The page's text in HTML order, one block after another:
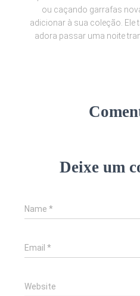
ou caçando garrafas
adicionar à sua coleção. Ele
adora passar uma noite
Deixe um
Name *
Email *
Website